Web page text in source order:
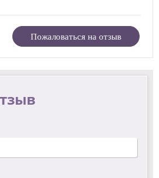
Пожаловаться на отзыв